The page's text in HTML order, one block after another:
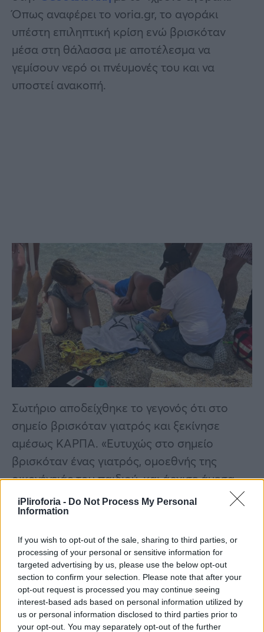
iPliroforia - Do Not Process My Personal
Information
If you wish to opt-out of the sale, sharing to third parties, or
processing of your personal or sensitive information for
targeted advertising by us, please use the below opt-out
section to confirm your selection. Please note that after your
opt-out request is processed you may continue seeing
interest-based ads based on personal information utilized by
us or personal information disclosed to third parties prior to
your opt-out. You may separately opt-out of the further
Όπως αναφέρει το voria.gr, το αγοράκι
υπέστη επιληπτική κρίση ενώ βρισκόταν
μέσα στη θάλασσα με αποτέλεσμα να
γεμίσουν νερό οι πνέυμονές του και να
υποστεί ανακοπή.
Σωτήριο αποδείχθηκε το γεγονός ότι στο
σημείο βρισκόταν γιατρός και ξεκίνησε
αμέσως ΚΑΡΠΑ. «Ευτυχώς στο σημείο
βρισκόταν ένας γιατρός, ομοεθνής της
οικογένειάς του παιδιού, και άρχισε άμεσα
ΚΑΡΠΑ», περιέγραψε χαρακτηριστικά το
μέλος των εθελοντών διασωστών Βόλβης